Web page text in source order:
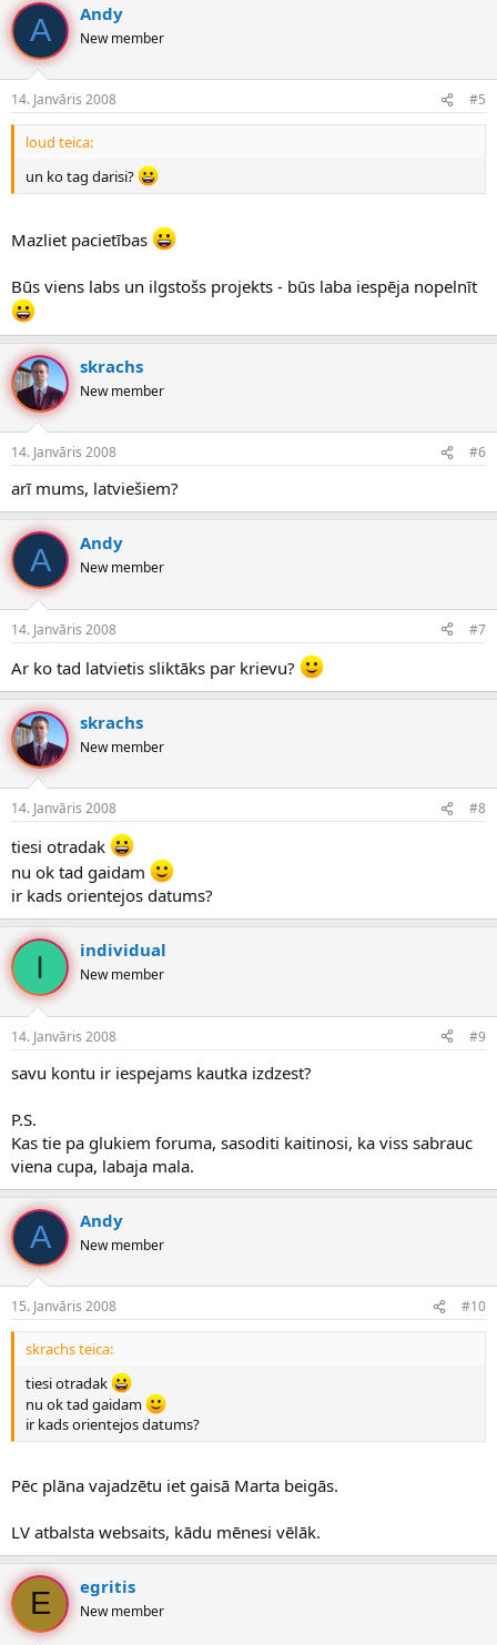
A Andy
New member
14. Janvāris 2008 #5
loud teica:
un ko tag darisi?
Mazliet pacietības
Būs viens labs un ilgstošs projekts - būs laba iespēja nopelnīt
skrachs
New member
14. Janvāris 2008 #6
arī mums, latviešiem?
A Andy
New member
14. Janvāris 2008 #7
Ar ko tad latvietis sliktāks par krievu?
skrachs
New member
14. Janvāris 2008 #8
tiesi otradak
nu ok tad gaidam
ir kads orientejos datums?
I individual
New member
14. Janvāris 2008 #9
savu kontu ir iespejams kautka izdzest?
P.S.
Kas tie pa glukiem foruma, sasoditi kaitinosi, ka viss sabrauc
viena cupa, labaja mala.
A Andy
New member
15. Janvāris 2008 #10
skrachs teica:
tiesi otradak
nu ok tad gaidam
ir kads orientejos datums?
Pēc plāna vajadzētu iet gaisā Marta beigās.
LV atbalsta websaits, kādu mēnesi vēlāk.
E egritis
New member